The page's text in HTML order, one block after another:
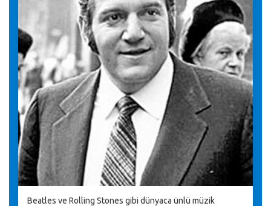
Beatles ve Rolling Stones gibi dünyaca ünlü müzik